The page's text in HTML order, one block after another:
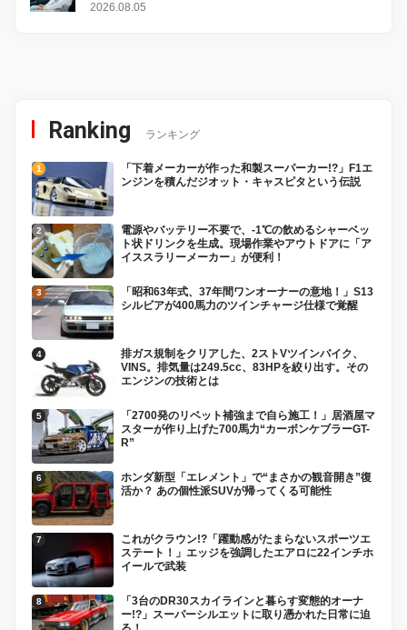
2026.08.05
Ranking ランキング
「下着メーカーが作った和製スーパーカー!?」F1エ
ンジンを積んだジオット・キャスピタという伝説
電源やバッテリー不要で、-1℃の飲めるシャーベッ
ト状ドリンクを生成。現場作業やアウトドアに「ア
イススラリーメーカー」が便利！
「昭和63年式、37年間ワンオーナーの意地！」S13
シルビアが400馬力のツインチャージ仕様で覚醒
排ガス規制をクリアした、2ストVツインバイク、
VINS。排気量は249.5cc、83HPを絞り出す。その
エンジンの技術とは
「2700発のリベット補強まで自ら施工！」居酒屋マ
スターが作り上げた700馬力“カーボンケブラーGT-
R”
ホンダ新型「エレメント」で“まさかの観音開き”復
活か？ あの個性派SUVが帰ってくる可能性
これがクラウン!?「躍動感がたまらないスポーツエ
ステート！」エッジを強調したエアロに22インチホ
イールで武装
「3台のDR30スカイラインと暮らす変態的オーナ
ー!?」スーパーシルエットに取り憑かれた日常に迫